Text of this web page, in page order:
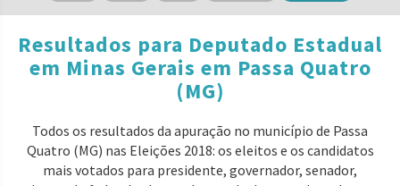
Resultados para Deputado Estadual
em Minas Gerais em Passa Quatro
(MG)
Todos os resultados da apuração no município de Passa
Quatro (MG) nas Eleições 2018: os eleitos e os candidatos
mais votados para presidente, governador, senador,